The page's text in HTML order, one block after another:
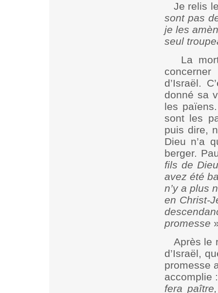
Je relis
sont pas
je les
seul
La
d’Israël.
donné sa
les
sont les
puis dire,
Dieu n’a
berger.
fils de
avez été
n’y a plus
en Christ-
promesse
Après le
d’Israël,
promesse
accomplie
fera